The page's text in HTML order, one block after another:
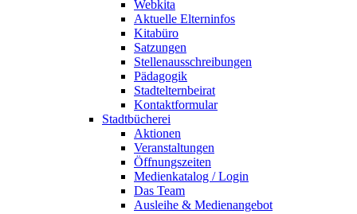
Webkita
Aktuelle Elterninfos
Kitabüro
Satzungen
Stellenausschreibungen
Pädagogik
Stadtelternbeirat
Kontaktformular
Stadtbücherei
Aktionen
Veranstaltungen
Öffnungszeiten
Medienkatalog / Login
Das Team
Ausleihe & Medienangebot